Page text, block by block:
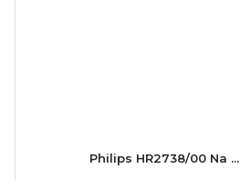
Philips HR2738/00 Na ...